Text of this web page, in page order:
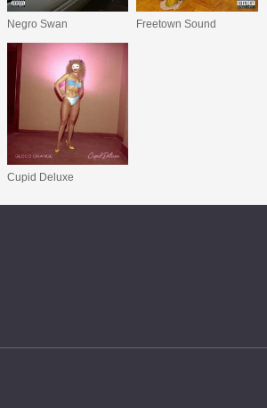
Negro Swan Freetown Sound
Cupid Deluxe